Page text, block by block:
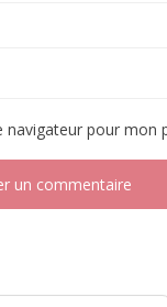
pour mon